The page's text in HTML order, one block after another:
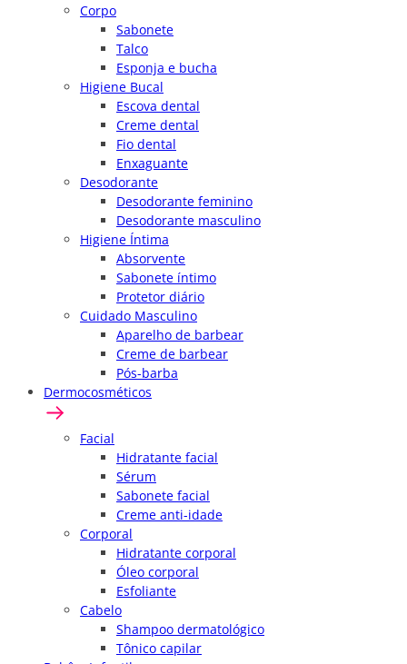
Corpo
Sabonete
Talco
Esponja e bucha
Higiene Bucal
Escova dental
Creme dental
Fio dental
Enxaguante
Desodorante
Desodorante feminino
Desodorante masculino
Higiene Íntima
Absorvente
Sabonete íntimo
Protetor diário
Cuidado Masculino
Aparelho de barbear
Creme de barbear
Pós-barba
Dermocosméticos
Facial
Hidratante facial
Sérum
Sabonete facial
Creme anti-idade
Corporal
Hidratante corporal
Óleo corporal
Esfoliante
Cabelo
Shampoo dermatológico
Tônico capilar